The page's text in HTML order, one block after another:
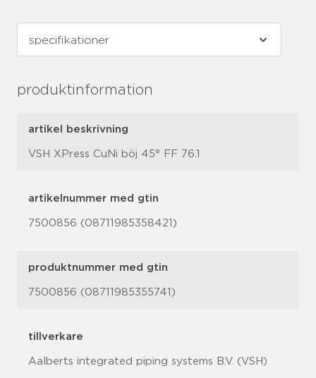
produktinformation
artikel beskrivning
VSH XPress CuNi böj 45° FF 76.1
artikelnummer med gtin
7500856 (08711985358421)
produktnummer med gtin
7500856 (08711985355741)
tillverkare
Aalberts integrated piping systems B.V. (VSH)